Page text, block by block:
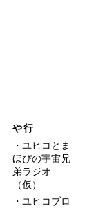
や行
ユヒコとま
ほぴの宇宙兄
弟ラジオ
（仮）
ユヒコブロ